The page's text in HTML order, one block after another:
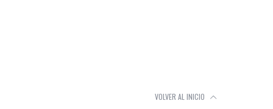
VOLVER AL INICIO